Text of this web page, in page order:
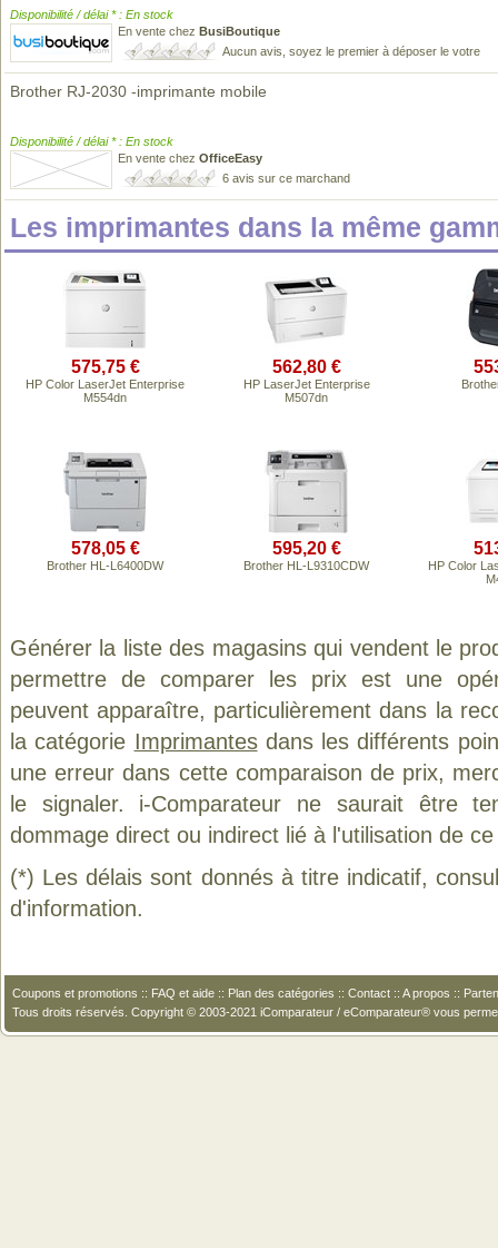
Disponibilité / délai * : En stock
En vente chez BusiBoutique
Aucun avis, soyez le premier à déposer le votre
Brother RJ-2030 -imprimante mobile
Disponibilité / délai * : En stock
En vente chez OfficeEasy
6 avis sur ce marchand
Les imprimantes dans la même
575,75 €
HP Color LaserJet Enterprise
M554dn
562,80 €
HP LaserJet Enterprise
M507dn
578,05 €
Brother HL-L6400DW
595,20 €
Brother HL-L9310CDW
HP Color
Générer la liste des magasins qui vendent le
permettre de comparer les prix est une
peuvent apparaître, particulièrement dans la
la catégorie Imprimantesdans les différents
une erreur dans cette comparaison de prix,
le signaler. i-Comparateur ne saurait être
dommage direct ou indirect lié à l'utilisation de
(*) Les délais sont donnés à titre indicatif,
d'information.
Coupons et promotions :: FAQ et aide :: Plan des catégories :: Contact :: A propos ::
Tous droits réservés. Copyright © 2003-2021 iComparateur / eComparateur® vous